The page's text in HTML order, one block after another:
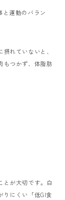
運動のバラン
れていないと、
もつかず、体脂肪
が大切です。 白
りにくい「低GI食